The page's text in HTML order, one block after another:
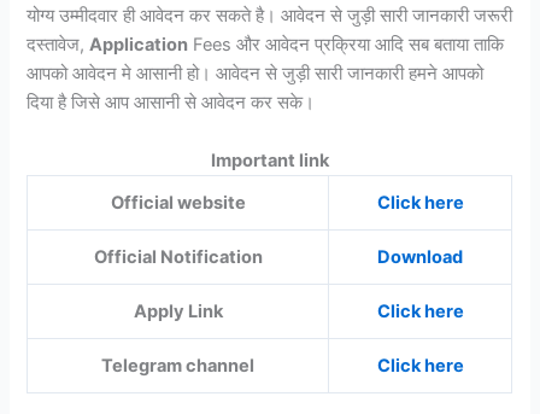
योग्य उम्मीदवार ही आवेदन कर सकते है। आवेदन से जुड़ी सारी जानकारी जरूरी
दस्तावेज,Application Fees और आवेदन प्रक्रिया आदि सब बताया ताकि
आपको आवेदन मे आसानी हो। आवेदन से जुड़ी सारी जानकारी हमने आपको
दिया है जिसे आप आसानी से आवेदन कर सके।
Important link
Official website
Click here
Official Notification Download
Apply Link Click here
Telegram channel Click here